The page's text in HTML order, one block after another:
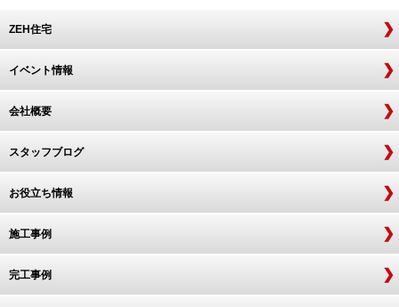
ZEH住宅
イベント情報
会社概要
スタッフブログ
お役立ち情報
施工事例
完工事例